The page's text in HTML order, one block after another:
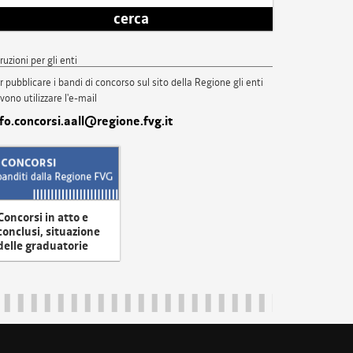
cerca
per gli enti
pubblicare i bandi di concorso sul sito della Regione gli enti
utilizzare l'e-mail
in atto e
situazione
graduatorie